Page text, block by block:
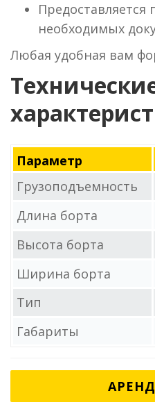
Предоставляется
необходимых
Любая удобная вам
Параметр
Грузоподъемность
Длина борта
Высота борта
Ширина борта
Тип
Габариты